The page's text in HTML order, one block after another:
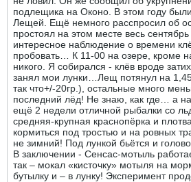
подлещика на Оконо. В этом году
Лещей. Ещё немного расспросил об
простоял на этом месте весь
интересное наблюдение о времени
пробовать… К 11-00 на озере, кроме
никого. Я собирался - клёв вроде
занял мои лунки…Лещ потянул на
так что+/-20гр.), остальные много
последний лёд! Не знаю, как где… а
ещё 2 недели отличной рыбалки со
средняя-крупная краснопёрка и
кормиться под тростью и на ровных
не зимний! Под лункой бьётся и
В заключении - Сенсас-мотыль
так – мокал «кисточку» мотыля на
бутылку и – в лунку! Эксперимент